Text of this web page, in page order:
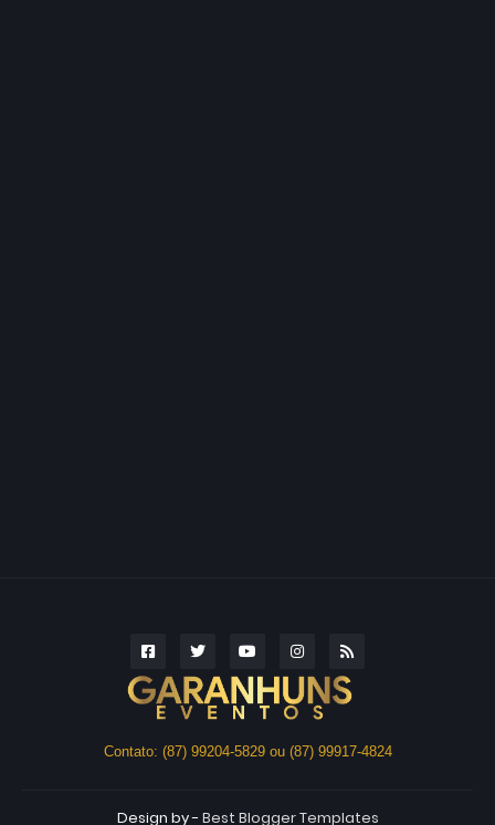
Contato: (87) 99204-5829 ou (87) 99917-4824
Design by - Best Blogger Templates